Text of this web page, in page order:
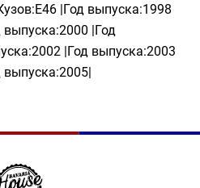
|Год выпуска:1998
|Год
|Год выпуска:2003
выпуска:2005|